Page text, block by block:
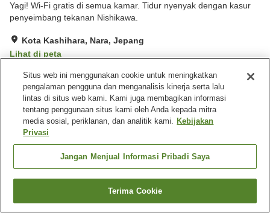
Yagi! Wi-Fi gratis di semua kamar. Tidur nyenyak dengan kasur
penyeimbang tekanan Nishikawa.
Kota Kashihara, Nara, Jepang
Lihat di peta
Hebat Ulasan:42
Fasilitas properti
Wi-Fi
Benar-benar bebas rokok
Ruang tamu bersama
Beranda Jepang Nara
Kota Kashihara
Guesthouse Hajimari
Cari kamar
Situs web ini menggunakan cookie untuk meningkatkan
pengalaman pengguna dan menganalisis kinerja serta lalu
lintas di situs web kami. Kami juga membagikan informasi
tentang penggunaan situs kami oleh Anda kepada mitra
media sosial, periklanan, dan analitik kami. Kebijakan
Privasi
Jangan Menjual Informasi Pribadi Saya
Terima Cookie